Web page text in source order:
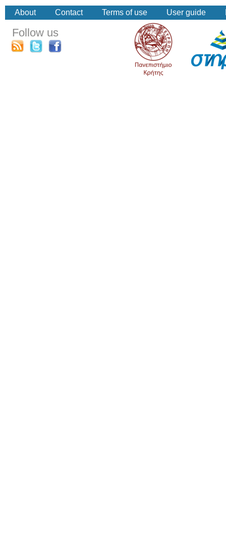
About Contact Terms of use User guide
Follow us